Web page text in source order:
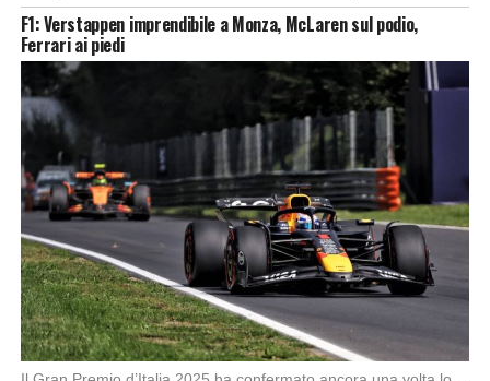
Foto: SkySport
F1: Verstappen imprendibile a Monza, McLaren sul podio,
Ferrari ai piedi